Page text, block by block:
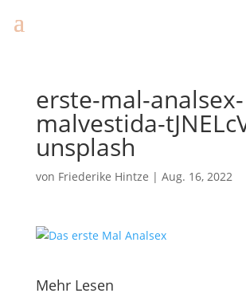
erste-mal-analsex-
malvestida-
unsplash
von Friederike Hintze | Aug. 16, 2022
Mehr Lesen